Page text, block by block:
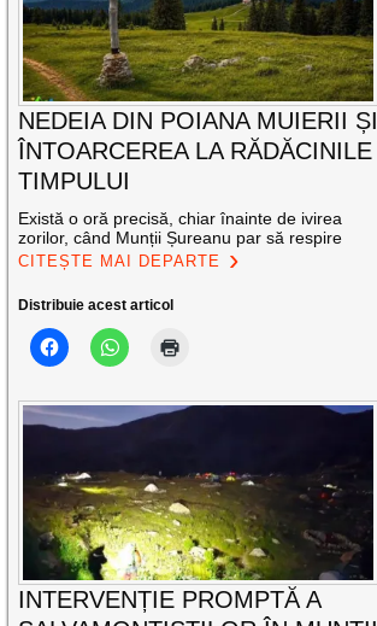
NEDEIA DIN POIANA MUIERII ȘI
ÎNTOARCEREA LA RĂDĂCINILE
TIMPULUI
Există o oră precisă, chiar înainte de ivirea
zorilor, când Munții Șureanu par să respire
CITEȘTE MAI DEPARTE
Distribuie acest articol
INTERVENȚIE PROMPTĂ A